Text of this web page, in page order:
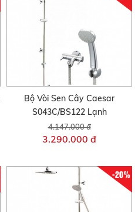
Bộ Vòi Sen Cây Caesar
S043C/BS122 Lạnh
4.147.000 đ
3.290.000 đ
-20%